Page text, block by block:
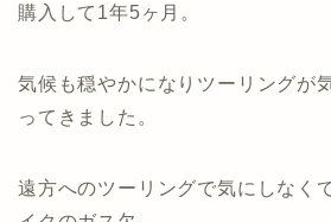
購入して1年5ヶ月。
気候も穏やかになりツーリングが
ってきました。
遠方へのツーリングで気にしなく